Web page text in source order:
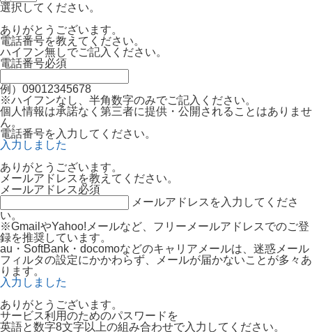
選択してください。
ありがとうございます。
電話番号を教えてください。
ハイフン無しでご記入ください。
電話番号必須
例）09012345678
※ハイフンなし、半角数字のみでご記入ください。
個人情報は承諾なく第三者に提供・公開されることはありませ
ん。
電話番号を入力してください。
入力しました
ありがとうございます。
メールアドレスを教えてください。
メールアドレス必須
メールアドレスを入力してくださ
い。
※GmailやYahoo!メールなど、フリーメールアドレスでのご登
録を推奨しています。
au・SoftBank・docomoなどのキャリアメールは、迷惑メール
フィルタの設定にかかわらず、メールが届かないことが多々あ
ります。
入力しました
ありがとうございます。
サービス利用のためのパスワードを
英語と数字8文字以上の組み合わせで入力してください。